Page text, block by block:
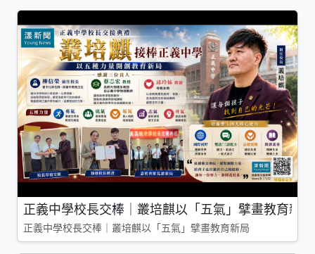
正義中學校長交棒｜叢培麒以「五氣」擘畫教育新局
正義中學校長交棒｜叢培麒以「五氣」擘畫教育新局